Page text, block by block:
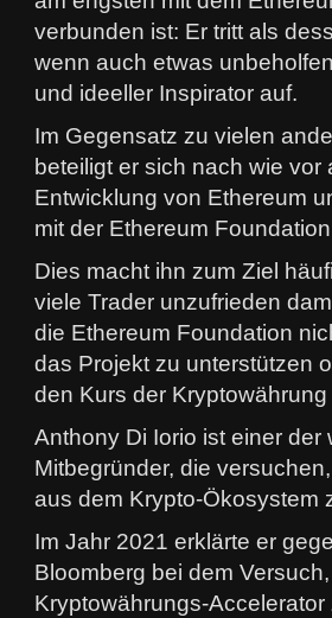
verbunden ist: Er tritt als
wenn auch etwas
und ideeller Inspirator auf.
Im Gegensatz zu vielen
beteiligt er sich nach wie vor
Entwicklung von Ethereum
mit der Ethereum
Dies macht ihn zum Ziel
viele Trader unzufrieden
die Ethereum Foundation
das Projekt zu unterstützen
den Kurs der
Anthony Di Iorio ist einer der
Mitbegründer, die
aus dem Krypto-Ökosystem
Im Jahr 2021 erklärte er
Bloomberg bei dem
Kryptowährungs-Accelerator